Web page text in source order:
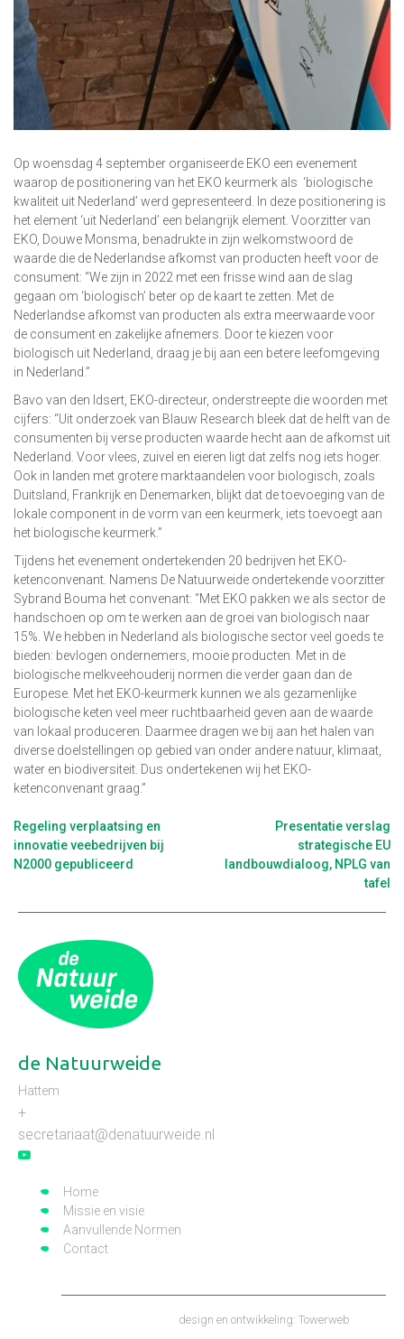
Op woensdag 4 september organiseerde EKO een evenement
waarop de positionering van het EKO keurmerk als ‘biologische
kwaliteit uit Nederland’ werd gepresenteerd. In deze positionering is
het element ‘uit Nederland’ een belangrijk element. Voorzitter van
EKO, Douwe Monsma, benadrukte in zijn welkomstwoord de
waarde die de Nederlandse afkomst van producten heeft voor de
consument: “We zijn in 2022 met een frisse wind aan de slag
gegaan om ‘biologisch’ beter op de kaart te zetten. Met de
Nederlandse afkomst van producten als extra meerwaarde voor
de consument en zakelijke afnemers. Door te kiezen voor
biologisch uit Nederland, draag je bij aan een betere leefomgeving
in Nederland.”
Bavo van den Idsert, EKO-directeur, onderstreepte die woorden met
cijfers: “Uit onderzoek van Blauw Research bleek dat de helft van de
consumenten bij verse producten waarde hecht aan de afkomst uit
Nederland. Voor vlees, zuivel en eieren ligt dat zelfs nog iets hoger.
Ook in landen met grotere marktaandelen voor biologisch, zoals
Duitsland, Frankrijk en Denemarken, blijkt dat de toevoeging van de
lokale component in de vorm van een keurmerk, iets toevoegt aan
het biologische keurmerk.”
Tijdens het evenement ondertekenden 20 bedrijven het EKO-
ketenconvenant. Namens De Natuurweide ondertekende voorzitter
Sybrand Bouma het convenant: “Met EKO pakken we als sector de
handschoen op om te werken aan de groei van biologisch naar
15%. We hebben in Nederland als biologische sector veel goeds te
bieden: bevlogen ondernemers, mooie producten. Met in de
biologische melkveehouderij normen die verder gaan dan de
Europese. Met het EKO-keurmerk kunnen we als gezamenlijke
biologische keten veel meer ruchtbaarheid geven aan de waarde
van lokaal produceren. Daarmee dragen we bij aan het halen van
diverse doelstellingen op gebied van onder andere natuur, klimaat,
water en biodiversiteit. Dus ondertekenen wij het EKO-
ketenconvenant graag.”
Berichtnavigatie
Regeling verplaatsing en
innovatie veebedrijven bij
N2000 gepubliceerd
Presentatie verslag
strategische EU
landbouwdialoog, NPLG van
tafel
de Natuurweide
Hattem
+
secretariaat@denatuurweide.nl
Home
Missie en visie
Aanvullende Normen
Contact
design en ontwikkeling: Towerweb